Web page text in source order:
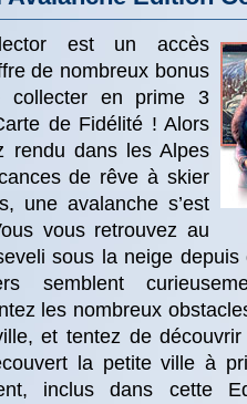
est un accès
de nombreux bonus
collecter en prime 3
de Fidélité ! Alors
rendu dans les Alpes
de rêve à skier
une avalanche s’est
vous retrouvez au
sous la neige
semblent
les nombreux
et tentez de
la petite ville à
inclus dans cette